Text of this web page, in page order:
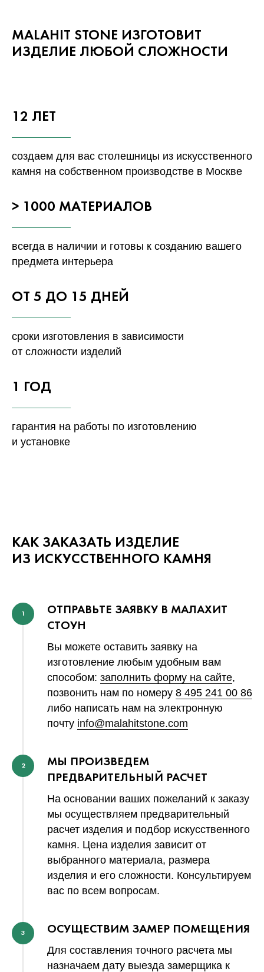
MALAHIT STONE ИЗГОТОВИТ
ИЗДЕЛИЕ ЛЮБОЙ СЛОЖНОСТИ
12 ЛЕТ
создаем для вас столешницы из искусственного
камня на собственном производстве в Москве
> 1000 МАТЕРИАЛОВ
всегда в наличии и готовы к созданию вашего
предмета интерьера
ОТ 5 ДО 15 ДНЕЙ
сроки изготовления в зависимости
от сложности изделий
1 ГОД
гарантия на работы по изготовлению
и установке
КАК ЗАКАЗАТЬ ИЗДЕЛИЕ
ИЗ ИСКУССТВЕННОГО КАМНЯ
1
ОТПРАВЬТЕ ЗАЯВКУ В МАЛАХИТ
СТОУН
Вы можете оставить заявку на
изготовление любым удобным вам
способом: заполнить форму на сайте,
позвонить нам по номеру 8 495 241 00 86
либо написать нам на электронную
почту info@malahitstone.com
2
МЫ ПРОИЗВЕДЕМ
ПРЕДВАРИТЕЛЬНЫЙ РАСЧЕТ
На основании ваших пожеланий к заказу
мы осуществляем предварительный
расчет изделия и подбор искусственного
камня. Цена изделия зависит от
выбранного материала, размера
изделия и его сложности. Консультируем
вас по всем вопросам.
3
ОСУЩЕСТВИМ ЗАМЕР ПОМЕЩЕНИЯ
Для составления точного расчета мы
назначаем дату выезда замерщика к